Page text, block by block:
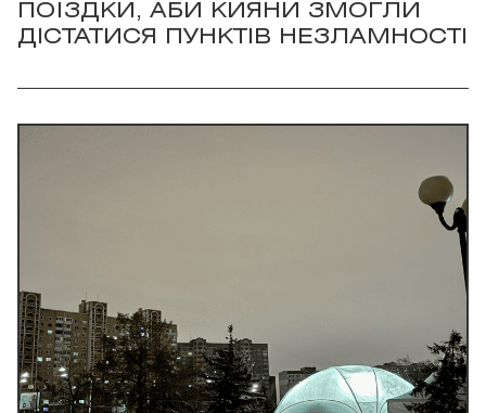
ПОЇЗДКИ, АБИ КИЯНИ ЗМОГЛИ
ДІСТАТИСЯ ПУНКТІВ НЕЗЛАМНОСТІ